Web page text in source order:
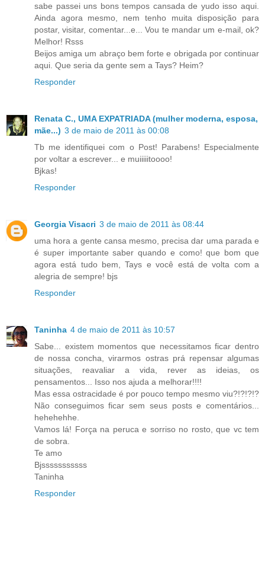
sabe passei uns bons tempos cansada de yudo isso aqui.
Ainda agora mesmo, nem tenho muita disposição para
postar, visitar, comentar...e... Vou te mandar um e-mail, ok?
Melhor! Rsss
Beijos amiga um abraço bem forte e obrigada por continuar
aqui. Que seria da gente sem a Tays? Heim?
Responder
Renata C., UMA EXPATRIADA (mulher moderna, esposa,
mãe...) 3 de maio de 2011 às 00:08
Tb me identifiquei com o Post! Parabens! Especialmente
por voltar a escrever... e muiiiiitoooo!
Bjkas!
Responder
Georgia Visacri 3 de maio de 2011 às 08:44
uma hora a gente cansa mesmo, precisa dar uma parada e
é super importante saber quando e como! que bom que
agora está tudo bem, Tays e você está de volta com a
alegria de sempre! bjs
Responder
Taninha 4 de maio de 2011 às 10:57
Sabe... existem momentos que necessitamos ficar dentro
de nossa concha, virarmos ostras prá repensar algumas
situações, reavaliar a vida, rever as ideias, os
pensamentos... Isso nos ajuda a melhorar!!!!
Mas essa ostracidade é por pouco tempo mesmo viu?!?!?!?
Não conseguimos ficar sem seus posts e comentários...
hehehehhe.
Vamos lá! Força na peruca e sorriso no rosto, que vc tem
de sobra.
Te amo
Bjsssssssssss
Taninha
Responder